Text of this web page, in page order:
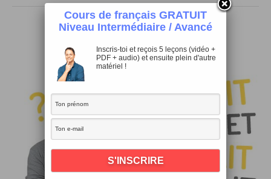
Cours de français GRATUIT
Niveau Intermédiaire / Avancé
Inscris-toi et reçois 5 leçons (vidéo +
PDF + audio) et ensuite plein d'autre
matériel !